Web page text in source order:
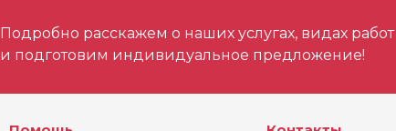
Подробно расскажем о наших услугах, видах
и подготовим индивидуальное предложение!